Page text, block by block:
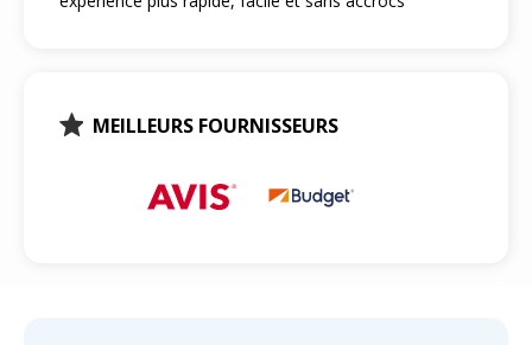
MEILLEURS FOURNISSEURS